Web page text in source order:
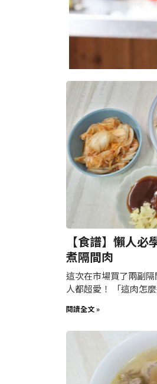
【食譜】懶人
煮隔間肉
這次在市場買了兩副
人都超愛！ 「這肉怎
閱讀全文 »